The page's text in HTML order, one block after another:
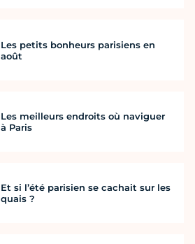
Les petits bonheurs parisiens en
août
Les meilleurs endroits où naviguer
à Paris
Et si l’été parisien se cachait sur les
quais ?